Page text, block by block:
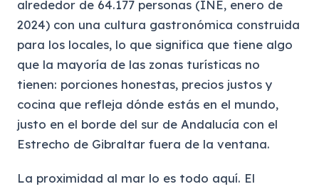
alrededor de 64.177 personas (INE, enero de
2024) con una cultura gastronómica construida
para los locales, lo que significa que tiene algo
que la mayoría de las zonas turísticas no
tienen: porciones honestas, precios justos y
cocina que refleja dónde estás en el mundo,
justo en el borde del sur de Andalucía con el
Estrecho de Gibraltar fuera de la ventana.
La proximidad al mar lo es todo aquí. El